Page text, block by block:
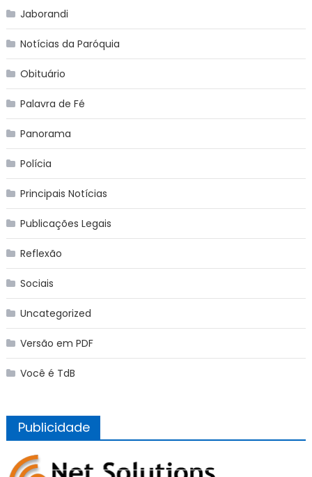
Jaborandi
Notícias da Paróquia
Obituário
Palavra de Fé
Panorama
Polícia
Principais Notícias
Publicações Legais
Reflexão
Sociais
Uncategorized
Versão em PDF
Você é TdB
Publicidade